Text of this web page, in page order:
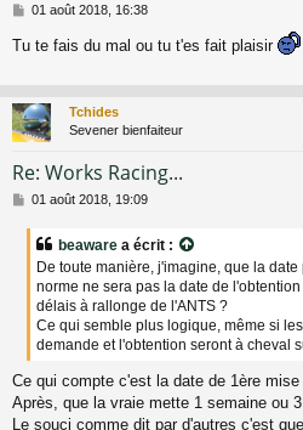
M
s
g
e
01 août 2018, 16:38
Tu te fais du mal ou tu t'es fait plaisir
Tchides
Sevener bienfaiteur
Re: Works Racing...
M
01 août 2018, 19:09
beaware a écrit :
De toute manière, j'imagine, que la
norme ne sera pas la date de
délais à rallonge de l'ANTS ?
Ce qui semble plus logique, même si
demande et l'obtention seront à cheval
Ce qui compte c'est la date de 1ère
Après, que la vraie mette 1 semaine ou
Le souci comme dit par d'autres c'est